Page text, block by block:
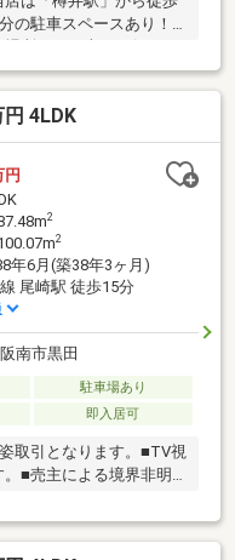
の駐車スペースあり！
】物件探しだけでなく、
様の気になる疑問にお
はお任せください！
」「資料請求する」か
に掲載していない物件
求する」からお気軽にお
4LDK
円
2
2
年6月(築38年3ヶ月)
尾崎駅 徒歩15分
南市黒田
駐車場あり
即入居可
取引となります。■TV視
■売主による境界非明